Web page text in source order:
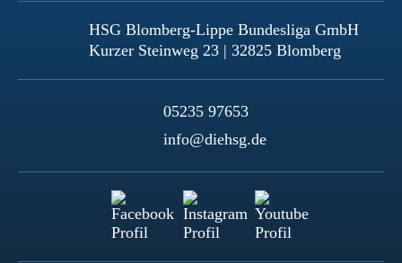
HSG Blomberg-Lippe Bundesliga GmbH
Kurzer Steinweg 23 | 32825 Blomberg
05235 97653
info@diehsg.de